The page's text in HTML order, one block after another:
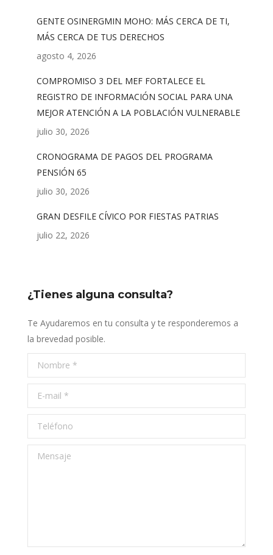
GENTE OSINERGMIN MOHO: MÁS CERCA DE TI,
MÁS CERCA DE TUS DERECHOS
agosto 4, 2026
COMPROMISO 3 DEL MEF FORTALECE EL
REGISTRO DE INFORMACIÓN SOCIAL PARA UNA
MEJOR ATENCIÓN A LA POBLACIÓN VULNERABLE
julio 30, 2026
CRONOGRAMA DE PAGOS DEL PROGRAMA
PENSIÓN 65
julio 30, 2026
GRAN DESFILE CÍVICO POR FIESTAS PATRIAS
julio 22, 2026
¿Tienes alguna consulta?
Te Ayudaremos en tu consulta y te responderemos a
la brevedad posible.
Nombre *
E-mail *
Teléfono
Mensaje